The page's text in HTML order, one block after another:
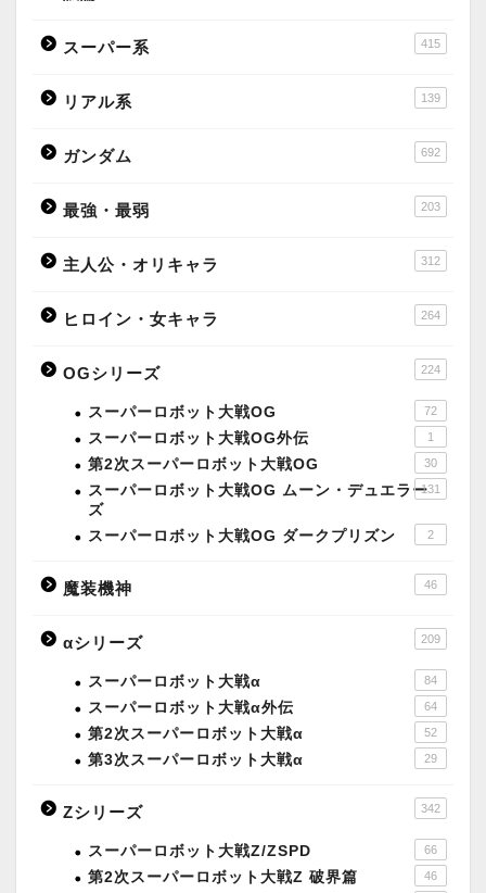
スーパー系 415
リアル系 139
ガンダム 692
最強・最弱 203
主人公・オリキャラ 312
ヒロイン・女キャラ 264
OGシリーズ 224
スーパーロボット大戦OG 72
スーパーロボット大戦OG外伝 1
第2次スーパーロボット大戦OG 30
スーパーロボット大戦OG ムーン・デュエラー
ズ
131
スーパーロボット大戦OG ダークプリズン 2
魔装機神 46
αシリーズ 209
スーパーロボット大戦α 84
スーパーロボット大戦α外伝 64
第2次スーパーロボット大戦α 52
第3次スーパーロボット大戦α 29
Zシリーズ 342
スーパーロボット大戦Z/ZSPD 66
第2次スーパーロボット大戦Z 破界篇 46